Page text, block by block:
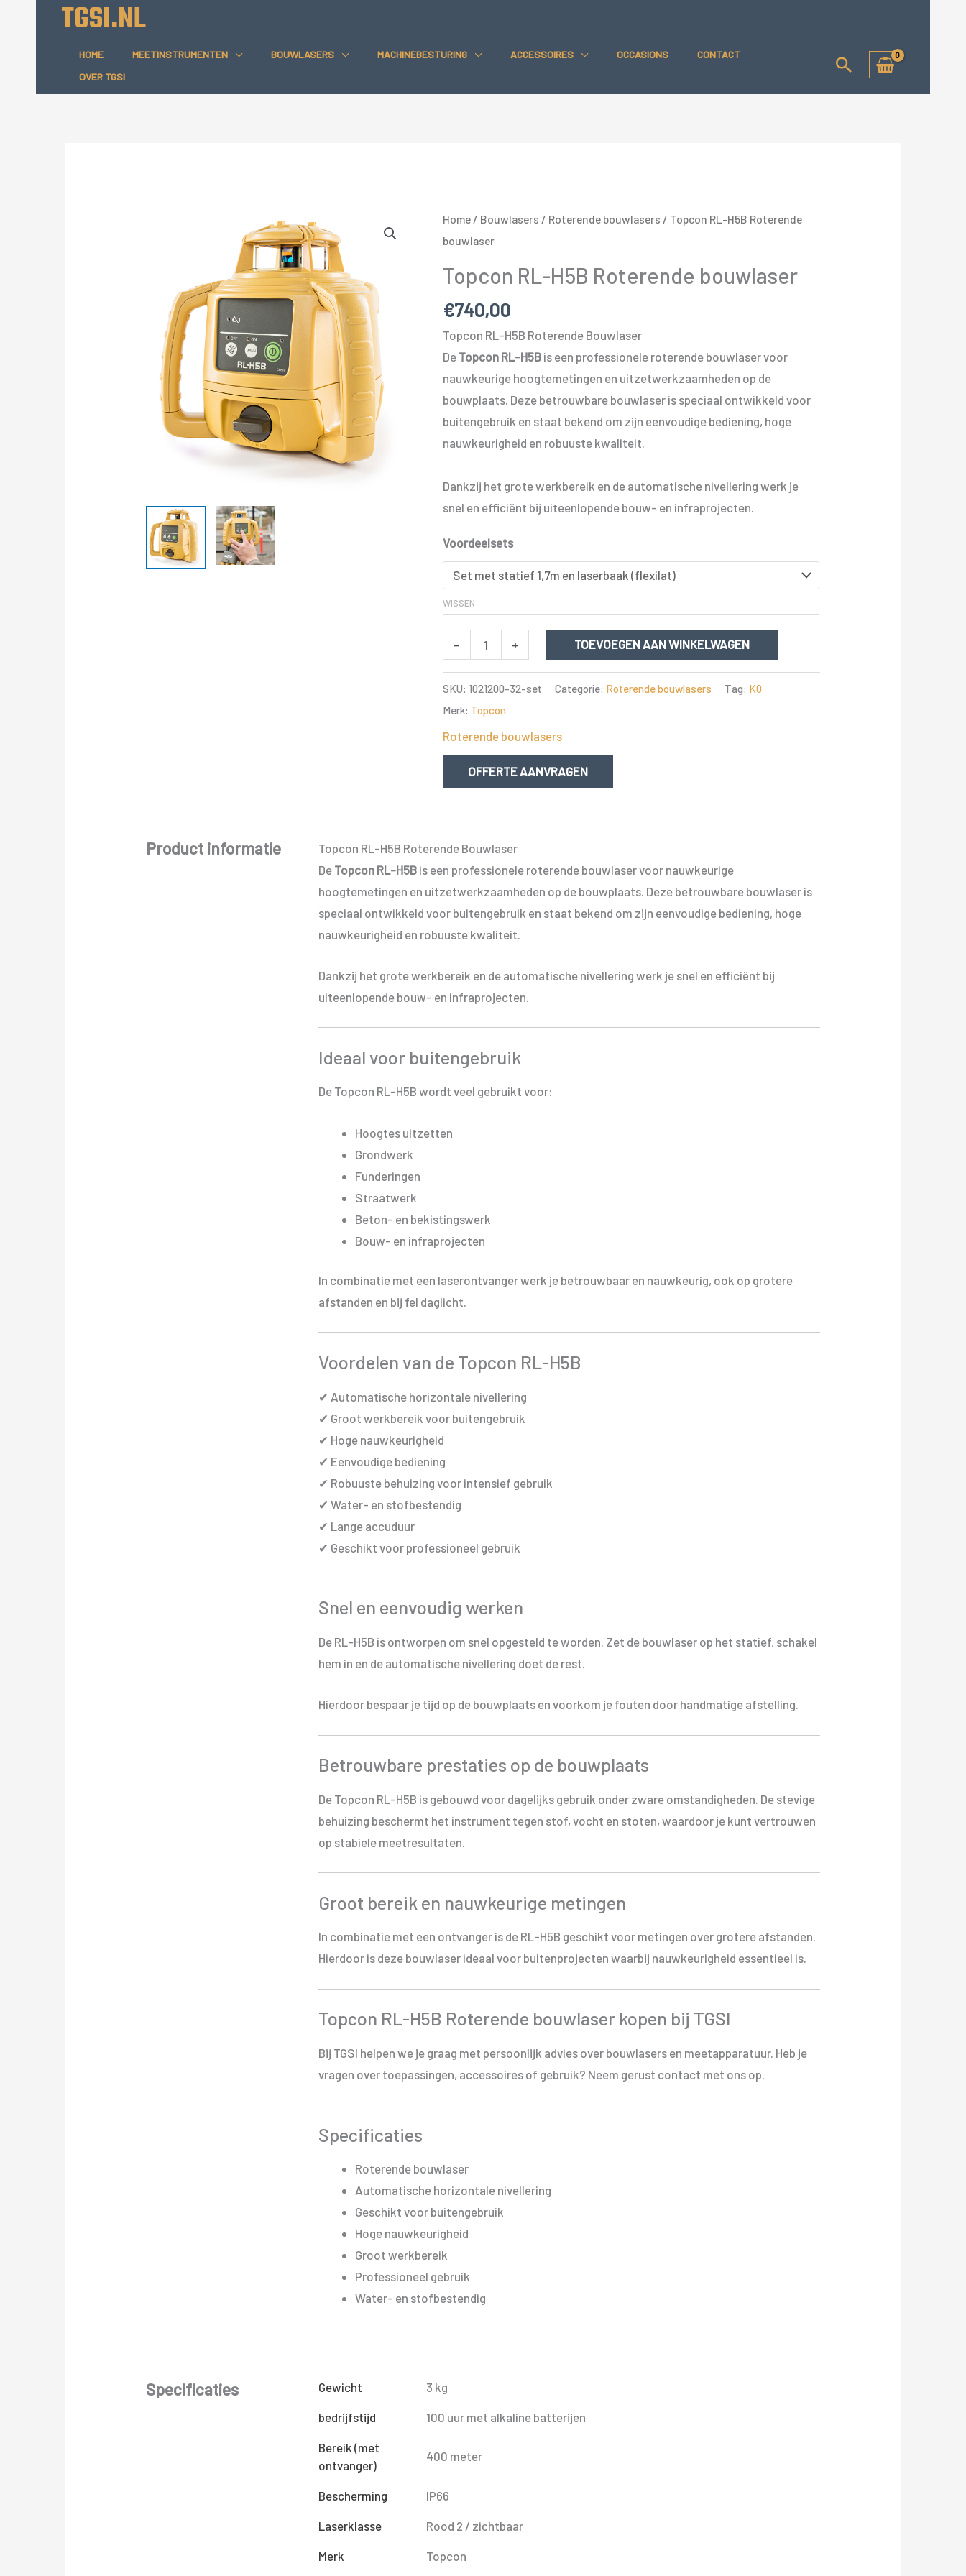
TGSI.NL
HOME MEETINSTRUMENTEN BOUWLASERS MACHINEBESTURING ACCESSOIRES OCCASIONS
CONTACT
OVER TGSI
Zoeken
Home/ Bouwlasers / Roterende bouwlasers / Topcon RL-H5B Roterende
bouwlaser
Topcon RL-H5B Roterende bouwlaser
€740,00
Topcon RL-H5B Roterende Bouwlaser
De Topcon RL-H5Bis een professionele roterende bouwlaser voor
nauwkeurige hoogtemetingen en uitzetwerkzaamheden op de
bouwplaats. Deze betrouwbare bouwlaser is speciaal ontwikkeld voor
buitengebruik en staat bekend om zijn eenvoudige bediening, hoge
nauwkeurigheid en robuuste kwaliteit.
Dankzij het grote werkbereik en de automatische nivellering werk je
snel en efficiënt bij uiteenlopende bouw- en infraprojecten.
Voordeelsets
WISSEN
-
RL-
H5B
Roterende
+ TOEVOEGEN AAN WINKELWAGEN
SKU: 1021200-32-set Categorie: Roterende bouwlasers Tag: K0
Merk: Topcon
Roterende bouwlasers
OFFERTE AANVRAGEN
Product informatie
Topcon RL-H5B Roterende Bouwlaser
De Topcon RL-H5B is een professionele roterende bouwlaser voor nauwkeurige
hoogtemetingen en uitzetwerkzaamheden op de bouwplaats. Deze betrouwbare bouwlaser is
speciaal ontwikkeld voor buitengebruik en staat bekend om zijn eenvoudige bediening, hoge
nauwkeurigheid en robuuste kwaliteit.
Dankzij het grote werkbereik en de automatische nivellering werk je snel en efficiënt bij
uiteenlopende bouw- en infraprojecten.
Ideaal voor buitengebruik
De Topcon RL-H5B wordt veel gebruikt voor:
Hoogtes uitzetten
Grondwerk
Funderingen
Straatwerk
Beton- en bekistingswerk
Bouw- en infraprojecten
In combinatie met een laserontvanger werk je betrouwbaar en nauwkeurig, ook op grotere
afstanden en bij fel daglicht.
Voordelen van de Topcon RL-H5B
✔ Automatische horizontale nivellering
✔ Groot werkbereik voor buitengebruik
✔ Hoge nauwkeurigheid
✔ Eenvoudige bediening
✔ Robuuste behuizing voor intensief gebruik
✔ Water- en stofbestendig
✔ Lange accuduur
✔ Geschikt voor professioneel gebruik
Snel en eenvoudig werken
De RL-H5B is ontworpen om snel opgesteld te worden. Zet de bouwlaser op het statief, schakel
hem in en de automatische nivellering doet de rest.
Hierdoor bespaar je tijd op de bouwplaats en voorkom je fouten door handmatige afstelling.
Betrouwbare prestaties op de bouwplaats
De Topcon RL-H5B is gebouwd voor dagelijks gebruik onder zware omstandigheden. De stevige
behuizing beschermt het instrument tegen stof, vocht en stoten, waardoor je kunt vertrouwen
op stabiele meetresultaten.
Groot bereik en nauwkeurige metingen
In combinatie met een ontvanger is de RL-H5B geschikt voor metingen over grotere afstanden.
Hierdoor is deze bouwlaser ideaal voor buitenprojecten waarbij nauwkeurigheid essentieel is.
Topcon RL-H5B Roterende bouwlaser kopen bij TGSI
Bij TGSI helpen we je graag met persoonlijk advies over bouwlasers en meetapparatuur. Heb je
vragen over toepassingen, accessoires of gebruik? Neem gerust contact met ons op.
Specificaties
Roterende bouwlaser
Automatische horizontale nivellering
Geschikt voor buitengebruik
Hoge nauwkeurigheid
Groot werkbereik
Professioneel gebruik
Water- en stofbestendig
Specificaties Gewicht 3 kg
bedrijfstijd 100 uur met alkaline batterijen
Bereik (met
ontvanger)
400 meter
Bescherming IP66
Laserklasse Rood 2 / zichtbaar
Merk Topcon